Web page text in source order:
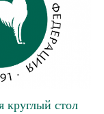
круглый стол